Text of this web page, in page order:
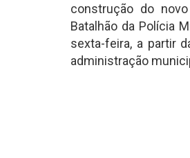
construção do
Batalhão da Polícia
sexta-feira, a partir
administração